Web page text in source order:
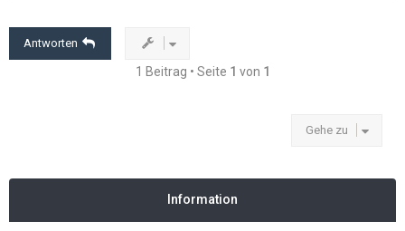
Antworten
1 Beitrag • Seite 1 von 1
Gehe zu
Information